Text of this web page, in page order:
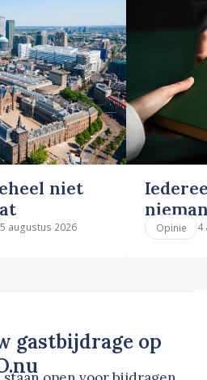
niet
5 augustus 2026 Opinie 4
gastbijdrage op